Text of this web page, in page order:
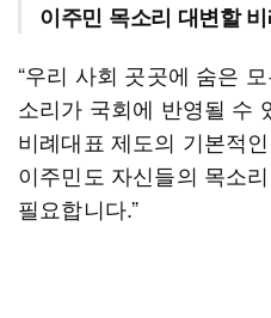
이주민 목소리 대변할
“우리 사회 곳곳에 숨은
소리가 국회에 반영될 수
비례대표 제도의 기본적
이주민도 자신들의 목소
필요합니다.”